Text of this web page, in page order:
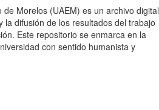
Morelos (UAEM) es un archivo digital
difusión de los resultados del trabajo
Este repositorio se enmarca en la
con sentido humanista y